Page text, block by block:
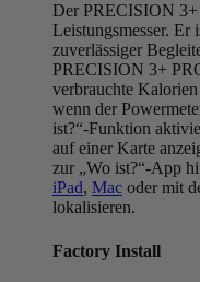
Der PRECISION 3+
Leistungsmesser. Er
zuverlässiger
PRECISION 3+
verbrauchte
wenn der
ist?“-Funktion
auf einer Karte
zur „Wo ist?“-App
iPad, Mac oder mit
lokalisieren.
Factory Install